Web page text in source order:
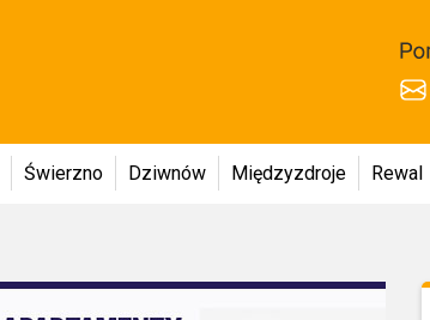
Świerzno Dziwnów Międzyzdroje Rewal